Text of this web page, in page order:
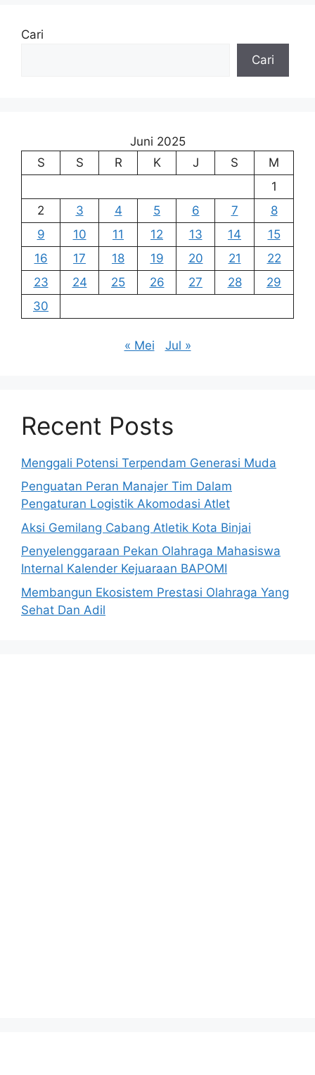
Cari
Cari
Juni 2025
S
S R K J S
M
1
2
3 4 5 6 7
8
9
10 11 12 13 14
15
16
17 18 19 20 21
22
23
24 25 26 27 28
29
30
« Mei Jul »
Recent Posts
Menggali Potensi Terpendam Generasi Muda
Penguatan Peran Manajer Tim Dalam
Pengaturan Logistik Akomodasi Atlet
Aksi Gemilang Cabang Atletik Kota Binjai
Penyelenggaraan Pekan Olahraga Mahasiswa
Internal Kalender Kejuaraan BAPOMI
Membangun Ekosistem Prestasi Olahraga Yang
Sehat Dan Adil